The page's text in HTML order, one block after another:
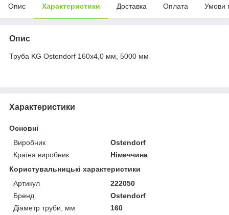
Опис Характеристики Доставка Оплата Умови
Опис
Труба KG Ostendorf 160х4,0 мм, 5000 мм
Характеристики
Основні
Виробник
Ostendorf
Країна виробник
Німеччина
Користувальницькі характеристики
Артикул
222050
Бренд
Ostendorf
Діаметр труби, мм
160